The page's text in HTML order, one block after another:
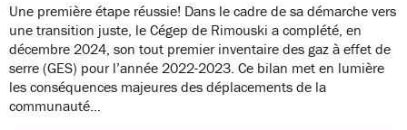
Une première étape réussie! Dans le cadre de sa démarche vers
une transition juste, le Cégep de Rimouski a complété, en
décembre 2024, son tout premier inventaire des gaz à effet de
serre (GES) pour l’année 2022-2023. Ce bilan met en lumière
les conséquences majeures des déplacements de la
communauté…